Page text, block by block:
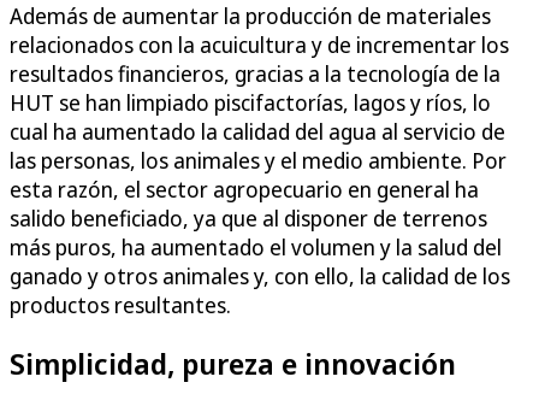
Además de aumentar la producción de materiales
relacionados con la acuicultura y de incrementar los
resultados financieros, gracias a la tecnología de la
HUT se han limpiado piscifactorías, lagos y ríos, lo
cual ha aumentado la calidad del agua al servicio de
las personas, los animales y el medio ambiente. Por
esta razón, el sector agropecuario en general ha
salido beneficiado, ya que al disponer de terrenos
más puros, ha aumentado el volumen y la salud del
ganado y otros animales y, con ello, la calidad de los
productos resultantes.
Simplicidad, pureza e innovación